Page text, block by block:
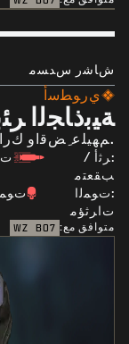
ﺵﺎﺷﺭ ﺱﺪﺴﻣ
ﻱﺭﻮﻄﺳﺃ
ﺔﻴﺑﺫﺎﺠﻟﺍ
.ﻢﻬﻴﻠﻋ ِﺾﻗﺍﻭ
:ﺮﺛﺃ /
ﺐﻘﻌﺘﻣ
:ﺕﻮﻤﻟﺍ
ﺕﺍﺮﺛﺆﻣ
متوافق مع: BO7
WZ